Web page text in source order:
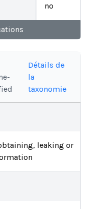
no
Détails de
la
taxonomie
leaking or